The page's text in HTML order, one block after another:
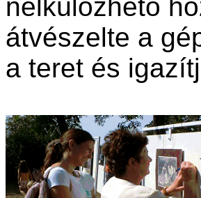
nélkülözhető
átvészelte a
a teret és